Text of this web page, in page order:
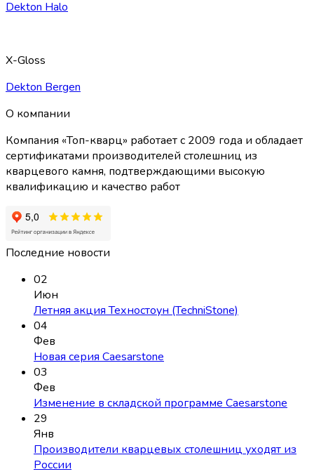
Dekton Halo
X-Gloss
Dekton Bergen
О компании
Компания «Топ-кварц» работает с 2009 года и обладает
сертификатами производителей столешниц из
кварцевого камня, подтверждающими высокую
квалификацию и качество работ
Последние новости
02
Июн
Летняя акция Техностоун (TechniStone)
04
Фев
Новая серия Caesarstone
03
Фев
Изменение в складской программе Caesarstone
29
Янв
Производители кварцевых столешниц уходят из
России